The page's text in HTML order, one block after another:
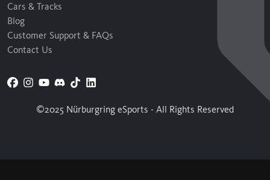
Cars & Tracks
Blog
Customer Support & FAQs
Contact Us
©2025 Nürburgring eSports - All Rights Reserved